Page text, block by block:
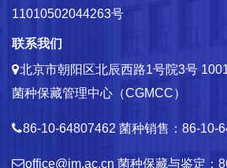
11010502044263号
联系我们
北京市朝阳区北辰西路1号院3号
菌种保藏管理中心（CGMCC）
86-10-64807462 菌种销售：86-10-
office@im.ac.cn 菌种保藏与鉴定：